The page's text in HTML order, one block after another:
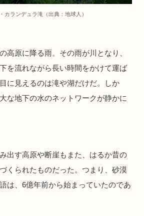
カランデュラ滝（出典：地球人）
高原に降る雨。その雨が川となり、
を流れながら長い時間をかけて運ば
に見えるのは滝や湖だけだ。しか
な地下の水のネットワークが静かに
出す高原や断崖もまた、はるか昔の
くられたものだった。つまり、砂漠
は、6億年前から始まっていたのであ